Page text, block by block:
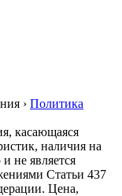
› Политика
касающаяся
наличия на
не является
Статьи 437
Цена,